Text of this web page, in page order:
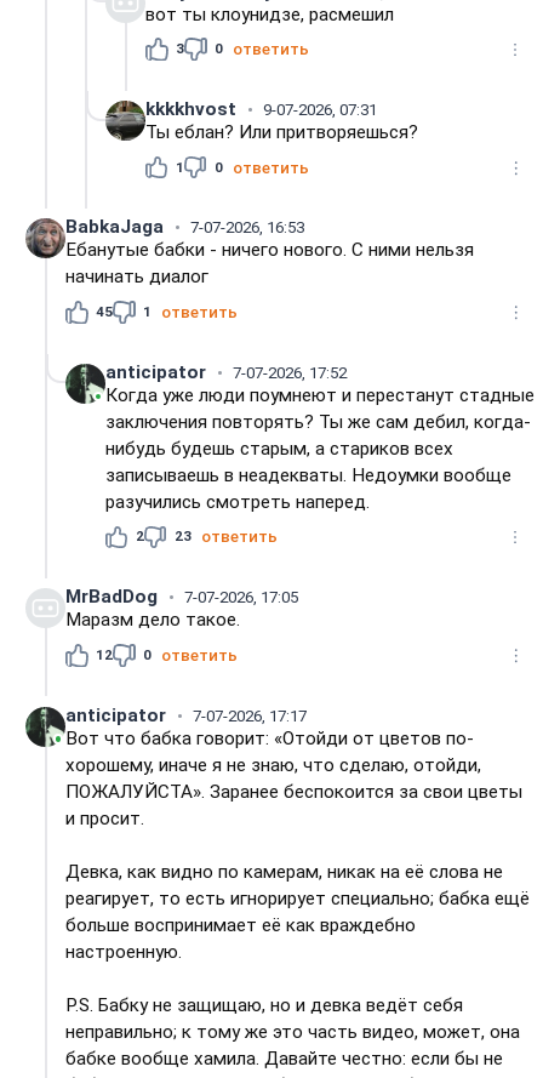
вот ты клоунидзе, расмешил
3 0 ответить
kkkkhvost 9-07-2026, 07:31
Ты еблан? Или притворяешься?
1 0 ответить
BabkaJaga 7-07-2026, 16:53
Ебанутые бабки - ничего нового. С ними нельзя
начинать диалог
45 1 ответить
anticipator 7-07-2026, 17:52
Когда уже люди поумнеют и перестанут стадные
заключения повторять? Ты же сам дебил, когда-
нибудь будешь старым, а стариков всех
записываешь в неадекваты. Недоумки вообще
разучились смотреть наперед.
2 23 ответить
MrBadDog 7-07-2026, 17:05
Маразм дело такое.
12 0 ответить
anticipator 7-07-2026, 17:17
Вот что бабка говорит: «Отойди от цветов по-
хорошему, иначе я не знаю, что сделаю, отойди,
ПОЖАЛУЙСТА». Заранее беспокоится за свои цветы
и просит.
Девка, как видно по камерам, никак на её слова не
реагирует, то есть игнорирует специально; бабка ещё
больше воспринимает её как враждебно
настроенную.
P.S. Бабку не защищаю, но и девка ведёт себя
неправильно; к тому же это часть видео, может, она
бабке вообще хамила. Давайте честно: если бы не